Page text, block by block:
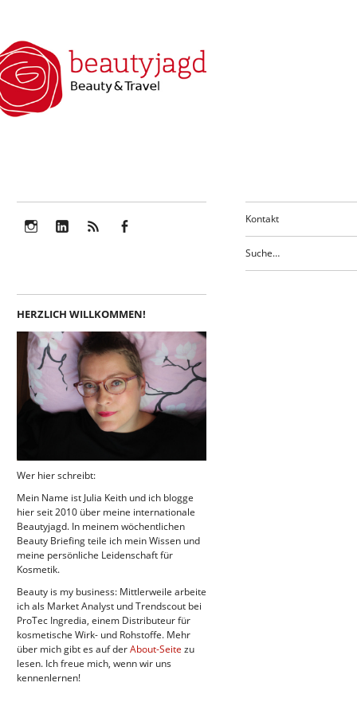
Kontakt
HERZLICH WILLKOMMEN!
Wer hier schreibt:
Mein Name ist Julia Keith und ich blogge
hier seit 2010 über meine internationale
Beautyjagd. In meinem wöchentlichen
Beauty Briefing teile ich mein Wissen und
meine persönliche Leidenschaft für
Kosmetik.
Beauty is my business: Mittlerweile arbeite
ich als Market Analyst und Trendscout bei
ProTec Ingredia, einem Distributeur für
kosmetische Wirk- und Rohstoffe. Mehr
über mich gibt es auf derAbout-Seite zu
lesen. Ich freue mich, wenn wir uns
kennenlernen!